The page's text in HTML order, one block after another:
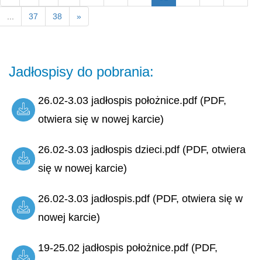
37 38 »
Jadłospisy do pobrania:
26.02-3.03 jadłospis położnice.pdf (PDF,
otwiera się w nowej karcie)
26.02-3.03 jadłospis dzieci.pdf (PDF, otwiera
się w nowej karcie)
26.02-3.03 jadłospis.pdf (PDF, otwiera się w
nowej karcie)
19-25.02 jadłospis położnice.pdf (PDF,